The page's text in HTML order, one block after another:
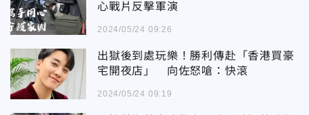
心戰片反擊軍演
2024/05/24 09:26
出獄後到處玩樂！勝利傳赴「香港買豪
宅開夜店」 向佐怒嗆：快滾
2024/05/24 09:19